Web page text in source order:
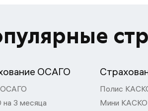
ОСАГО
3 месяца
Полис
Мини КАСКО